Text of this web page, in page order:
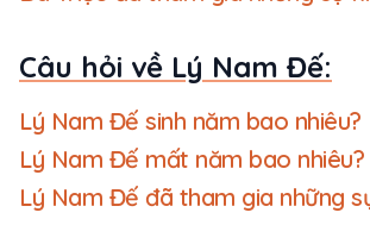
Câu hỏi về Lý Nam Đế:
Lý Nam Đế sinh năm bao nhiêu?
Lý Nam Đế mất năm bao nhiêu?
Lý Nam Đế đã tham gia những